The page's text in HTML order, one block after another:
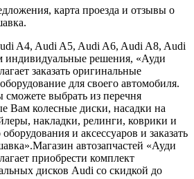
карта проезда и отзывы о
A4, Audi A5, Audi A6, Audi A8, Audi
решения, «Ауди
заказать оригинальные
для своего автомобиля.
сможете выбрать из перечня
Вам колесные диски, насадки на
накладки, релинги, коврики и
и аксессуаров и заказать
автозапчастей «Ауди
приобрести комплект
дисков Audi со скидкой до